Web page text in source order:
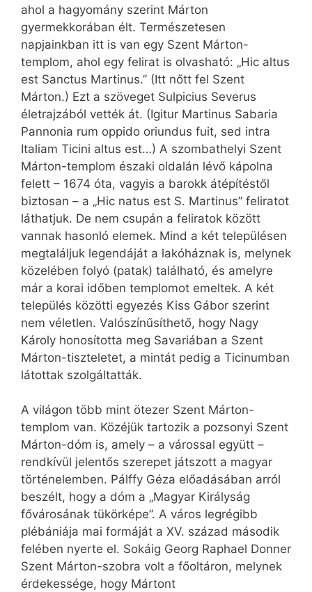
ahol a hagyomány szerint Márton
gyermekkorában élt. Természetesen
napjainkban itt is van egy Szent Márton-
templom, ahol egy felirat is olvasható: „Hic altus
est Sanctus Martinus.” (Itt nőtt fel Szent
Márton.) Ezt a szöveget Sulpicius Severus
életrajzából vették át. (Igitur Martinus Sabaria
Pannonia rum oppido oriundus fuit, sed intra
Italiam Ticini altus est…) A szombathelyi Szent
Márton-templom északi oldalán lévő kápolna
felett – 1674 óta, vagyis a barokk átépítéstől
biztosan – a „Hic natus est S. Martinus” feliratot
láthatjuk. De nem csupán a feliratok között
vannak hasonló elemek. Mind a két településen
megtaláljuk legendáját a lakóháznak is, melynek
közelében folyó (patak) található, és amelyre
már a korai időben templomot emeltek. A két
település közötti egyezés Kiss Gábor szerint
nem véletlen. Valószínűsíthető, hogy Nagy
Károly honosította meg Savariában a Szent
Márton-tiszteletet, a mintát pedig a Ticinumban
látottak szolgáltatták.
A világon több mint ötezer Szent Márton-
templom van. Közéjük tartozik a pozsonyi Szent
Márton-dóm is, amely – a várossal együtt –
rendkívül jelentős szerepet játszott a magyar
történelemben. Pálffy Géza előadásában arról
beszélt, hogy a dóm a „Magyar Királyság
fővárosának tükörképe”. A város legrégibb
plébániája mai formáját a XV. század második
felében nyerte el. Sokáig Georg Raphael Donner
Szent Márton-szobra volt a főoltáron, melynek
érdekessége, hogy Mártont